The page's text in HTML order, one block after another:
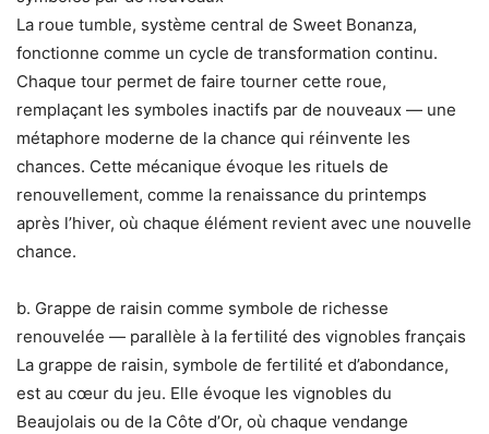
La roue tumble, système central de Sweet Bonanza,
fonctionne comme un cycle de transformation continu.
Chaque tour permet de faire tourner cette roue,
remplaçant les symboles inactifs par de nouveaux — une
métaphore moderne de la chance qui réinvente les
chances. Cette mécanique évoque les rituels de
renouvellement, comme la renaissance du printemps
après l’hiver, où chaque élément revient avec une nouvelle
chance.
b. Grappe de raisin comme symbole de richesse
renouvelée — parallèle à la fertilité des vignobles français
La grappe de raisin, symbole de fertilité et d’abondance,
est au cœur du jeu. Elle évoque les vignobles du
Beaujolais ou de la Côte d’Or, où chaque vendange